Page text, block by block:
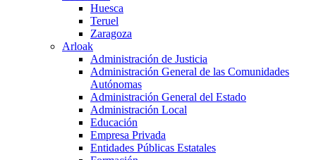
Huesca
Teruel
Zaragoza
Arloak
Administración de Justicia
Administración General de las Comunidades
Autónomas
Administración General del Estado
Administración Local
Educación
Empresa Privada
Entidades Públicas Estatales